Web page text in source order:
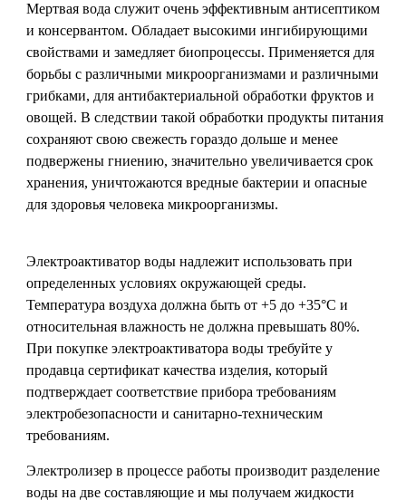
Мертвая вода служит очень эффективным антисептиком
и консервантом. Обладает высокими ингибирующими
свойствами и замедляет биопроцессы. Применяется для
борьбы с различными микроорганизмами и различными
грибками, для антибактериальной обработки фруктов и
овощей. В следствии такой обработки продукты питания
сохраняют свою свежесть гораздо дольше и менее
подвержены гниению, значительно увеличивается срок
хранения, уничтожаются вредные бактерии и опасные
для здоровья человека микроорганизмы.
Электроактиватор воды надлежит использовать при
определенных условиях окружающей среды.
Температура воздуха должна быть от +5 до +35°С и
относительная влажность не должна превышать 80%.
При покупке электроактиватора воды требуйте у
продавца сертификат качества изделия, который
подтверждает соответствие прибора требованиям
электробезопасности и санитарно-техническим
требованиям.
Электролизер в процессе работы производит разделение
воды на две составляющие и мы получаем жидкости